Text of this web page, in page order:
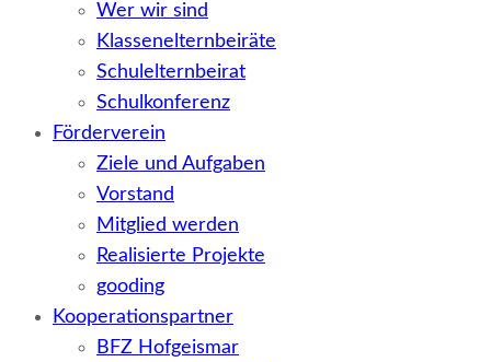
Wer wir sind
Klassenelternbeiräte
Schulelternbeirat
Schulkonferenz
Förderverein
Ziele und Aufgaben
Vorstand
Mitglied werden
Realisierte Projekte
gooding
Kooperationspartner
BFZ Hofgeismar